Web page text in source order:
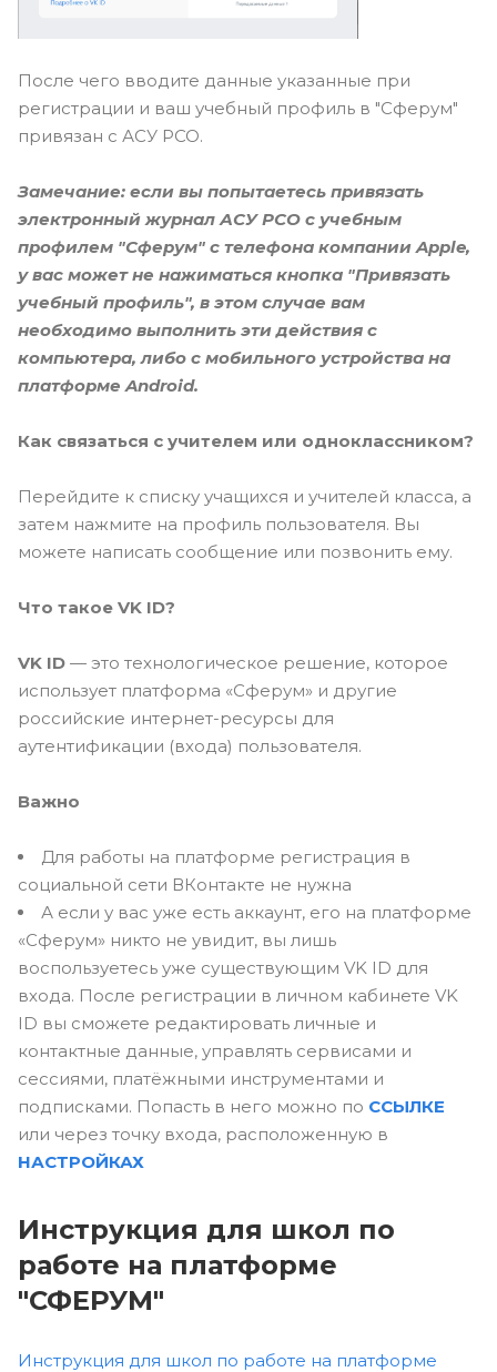
После чего вводите данные указанные при
регистрации и ваш учебный профиль в "Сферум"
привязан с АСУ РСО.
Замечание: если вы попытаетесь привязать
электронный журнал АСУ РСО с учебным
профилем "Сферум" с телефона компании Apple,
у вас может не нажиматься кнопка "Привязать
учебный профиль", в этом случае вам
необходимо выполнить эти действия с
компьютера, либо с мобильного устройства на
платформе Android.
Как связаться с учителем или одноклассником?
Перейдите к списку учащихся и учителей класса, а
затем нажмите на профиль пользователя. Вы
можете написать сообщение или позвонить ему.
Что такое VK ID?
VK ID — это технологическое решение, которое
использует платформа «Сферум» и другие
российские интернет-ресурсы для
аутентификации (входа) пользователя.
Важно
Для работы на платформе регистрация в
социальной сети ВКонтакте не нужна
А если у вас уже есть аккаунт, его на платформе
«Сферум» никто не увидит, вы лишь
воспользуетесь уже существующим VK ID для
входа. После регистрации в личном кабинете VK
ID вы сможете редактировать личные и
контактные данные, управлять сервисами и
сессиями, платёжными инструментами и
подписками. Попасть в него можно по ССЫЛКЕ
или через точку входа, расположенную в
НАСТРОЙКАХ
Инструкция для школ по
работе на платформе
"СФЕРУМ"
Инструкция для школ по работе на платформе